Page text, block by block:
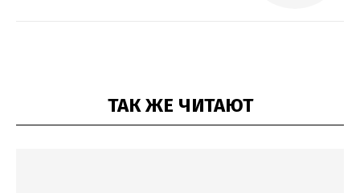
ТАК ЖЕ ЧИТАЮТ